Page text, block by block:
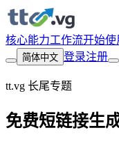
核心能力工作流开始使
简体中文 登录注册
tt.vg 长尾专题
免费短链接生